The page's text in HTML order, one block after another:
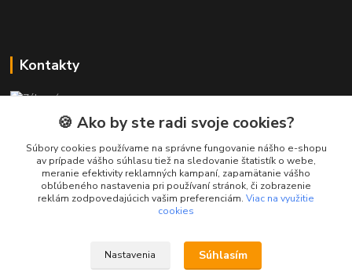
Kontakty
+421 911 010 560
Po-Pia, 13-17 hod.
info@presmartfon.sk
🍪 Ako by ste radi svoje cookies?
Súbory cookies používame na správne fungovanie nášho e-shopu
av prípade vášho súhlasu tiež na sledovanie štatistík o webe,
meranie efektivity reklamných kampaní, zapamätanie vášho
obľúbeného nastavenia pri používaní stránok, či zobrazenie
reklám zodpovedajúcich vašim preferenciám. Viac na využitie
cookies
Nastavenia Súhlasím